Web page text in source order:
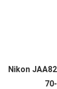
Nikon